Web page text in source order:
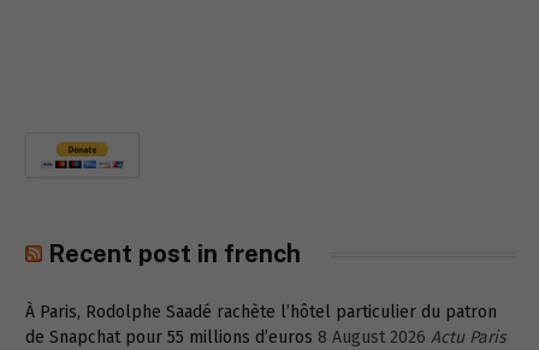
Recent post in french
À Paris, Rodolphe Saadé rachète l’hôtel particulier du patron
de Snapchat pour 55 millions d’euros 8 August 2026 Actu Paris